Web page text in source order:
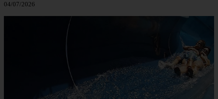
04/07/2026